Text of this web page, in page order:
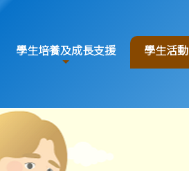
學生培養及成長支援 學生活動